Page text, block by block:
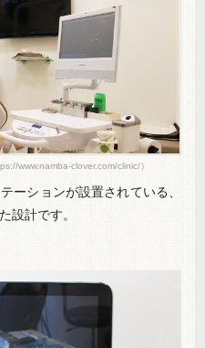
www.namba-clover.com/clinic/）
ーションが設置されている、
設計です。